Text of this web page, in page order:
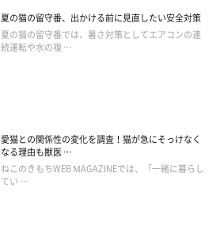
夏の猫の留守番、出かける前に見直したい安全対策
夏の猫の留守番では、暑さ対策としてエアコンの連
続運転や水の複 …
愛猫との関係性の変化を調査！猫が急にそっけなく
なる理由も獣医 …
ねこのきもちWEB MAGAZINEでは、「一緒に暮らし
てい …